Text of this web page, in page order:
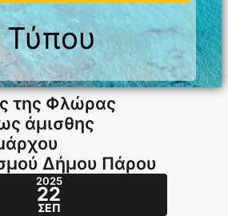
Τύπου
της Φλώρας
άμισθης
Δήμου Πάρου
2025
22
ΣΕΠ